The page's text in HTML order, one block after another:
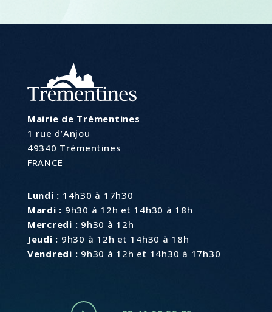
Mairie de Trémentines
1 rue d’Anjou
49340 Trémentines
FRANCE
Lundi : 14h30 à 17h30
Mardi : 9h30 à 12h et 14h30 à 18h
Mercredi : 9h30 à 12h
Jeudi : 9h30 à 12h et 14h30 à 18h
Vendredi : 9h30 à 12h et 14h30 à 17h30